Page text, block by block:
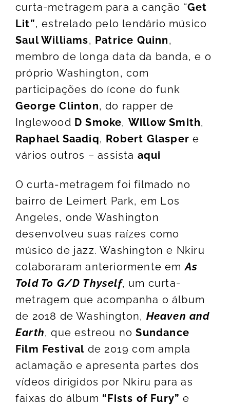
curta-metragem para a canção “Get
Lit”, estrelado pelo lendário músico
Saul Williams, Patrice Quinn,
membro de longa data da banda, e o
próprio Washington, com
participações do ícone do funk
George Clinton, do rapper de
Inglewood D Smoke, Willow Smith,
Raphael Saadiq, Robert Glasper e
vários outros – assista aqui
O curta-metragem foi filmado no
bairro de Leimert Park, em Los
Angeles, onde Washington
desenvolveu suas raízes como
músico de jazz. Washington e Nkiru
colaboraram anteriormente emAs
Told To G/D Thyself, um curta-
metragem que acompanha o álbum
de 2018 de Washington, Heaven and
Earth, que estreou noSundance
Film Festival de 2019 com ampla
aclamação e apresenta partes dos
vídeos dirigidos por Nkiru para as
faixas do álbum “Fists of Fury” e